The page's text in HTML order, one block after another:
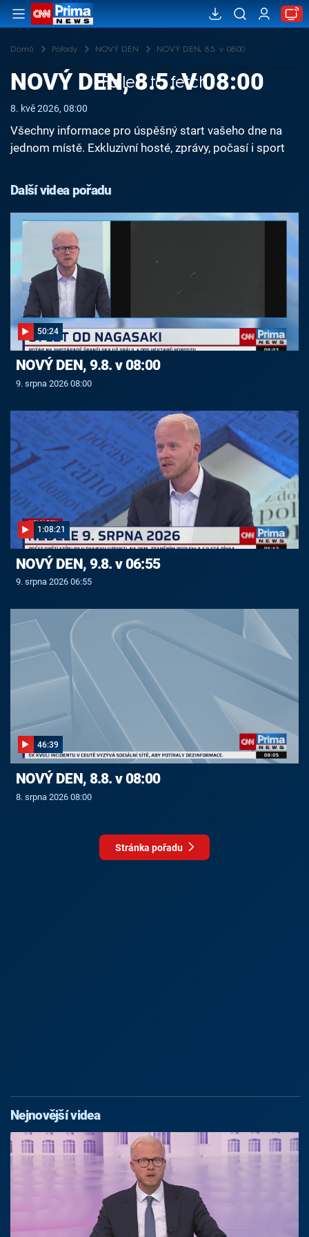
Domů Pořady NOVÝ DEN NOVÝ DEN, 8.5. v 08:00
Failed to fetch
NOVÝ DEN, 8.5. V 08:00
8. kvě 2026, 08:00
Všechny informace pro úspěšný start vašeho dne na
jednom místě. Exkluzivní hosté, zprávy, počasí i sport
Další videa pořadu
50:24
NOVÝ DEN, 9.8. v 08:00
9. srpna 2026 08:00
1:08:21
NOVÝ DEN, 9.8. v 06:55
9. srpna 2026 06:55
46:39
NOVÝ DEN, 8.8. v 08:00
8. srpna 2026 08:00
Stránka pořadu
Nejnovější videa